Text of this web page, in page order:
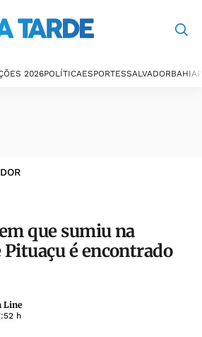
2026POLÍTICAESPORTESSALVADORBAHIA
que sumiu na
é encontrado
Line
h